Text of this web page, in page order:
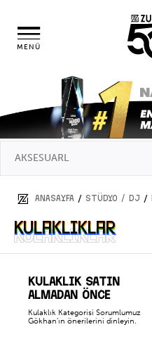
MENÜ
ANASAYFA / STÜDYO / DJ /
Kulaklıklar
Kulaklıklar
KULAKLIK SATIN
ALMADAN ÖNCE
Kulaklık Kategorisi Sorumlumuz
Gökhan’ın önerilerini dinleyin.